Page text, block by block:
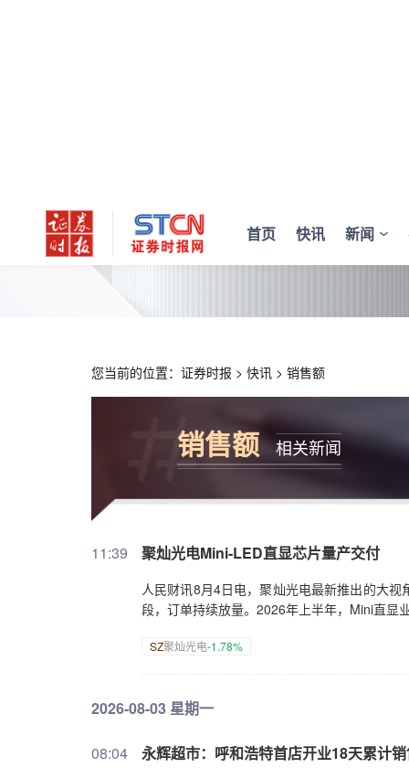
首页 快讯 新闻
您当前的位置： 证券时报 > 快讯 > 销售额
销售额 相关新闻
11:39 聚灿光电Mini-LED直显芯片量产交付
人民财讯8月4日电，聚灿光电最新推出的大
段，订单持续放量。2026年上半年，Mini直显
SZ聚灿光电-1.78%
2026-08-03 星期一
08:04 永辉超市：呼和浩特首店开业18天累计